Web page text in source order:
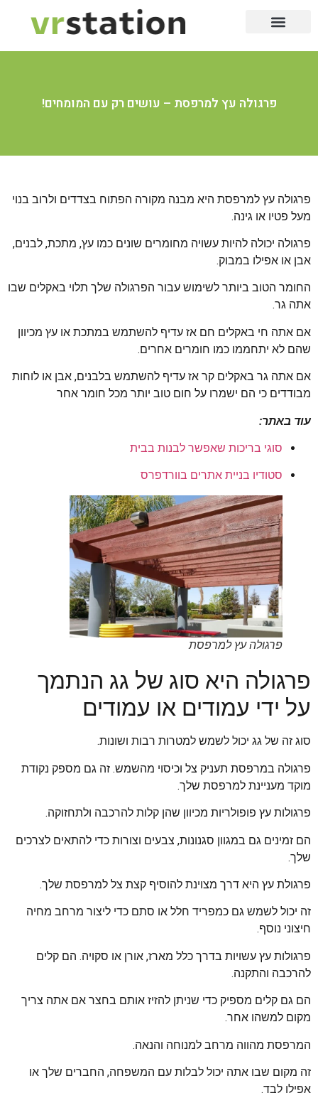
פרגולה עץ למרפסת – עושים רק עם המומחים!
פרגולה עץ למרפסת היא מבנה מקורה הפתוח בצדדים ולרוב בנוי
מעל פטיו או גינה.
פרגולה יכולה להיות עשויה מחומרים שונים כמו עץ, מתכת, לבנים,
אבן או אפילו במבוק.
החומר הטוב ביותר לשימוש עבור הפרגולה שלך תלוי באקלים שבו
אתה גר.
אם אתה חי באקלים חם אז עדיף להשתמש במתכת או עץ מכיוון
שהם לא יתחממו כמו חומרים אחרים.
אם אתה גר באקלים קר אז עדיף להשתמש בלבנים, אבן או לוחות
מבודדים כי הם ישמרו על חום טוב יותר מכל חומר אחר
עוד באתר:
סוגי בריכות שאפשר לבנות בבית
סטודיו בניית אתרים בוורדפרס
פרגולה עץ למרפסת
פרגולה היא סוג של גג הנתמך
על ידי עמודים או עמודים
סוג זה של גג יכול לשמש למטרות רבות ושונות.
פרגולה במרפסת תעניק צל וכיסוי מהשמש. זה גם מספק נקודת
מוקד מעניינת למרפסת שלך.
פרגולות עץ פופולריות מכיוון שהן קלות להרכבה ולתחזוקה.
הם זמינים גם במגוון סגנונות, צבעים וצורות כדי להתאים לצרכים
שלך.
פרגולת עץ היא דרך מצוינת להוסיף קצת צל למרפסת שלך.
זה יכול לשמש גם כמפריד חלל או סתם כדי ליצור מרחב מחיה
חיצוני נוסף.
פרגולות עץ עשויות בדרך כלל מארז, אורן או סקויה. הם קלים
להרכבה והתקנה.
הם גם קלים מספיק כדי שניתן להזיז אותם בחצר אם אתה צריך
מקום למשהו אחר.
המרפסת מהווה מרחב למנוחה והנאה.
זה מקום שבו אתה יכול לבלות עם המשפחה, החברים שלך או
אפילו לבד.